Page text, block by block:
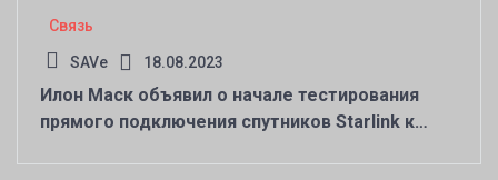
Связь
SAVe 18.08.2023
Илон Маск объявил о начале тестирования
прямого подключения спутников Starlink к